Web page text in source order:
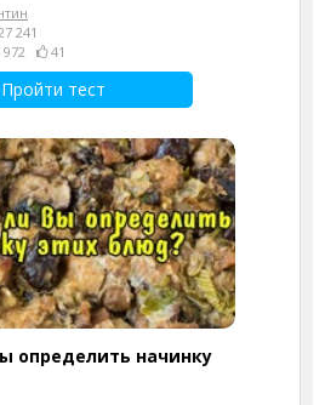
241
972
41
Пройти тест
определить начинку